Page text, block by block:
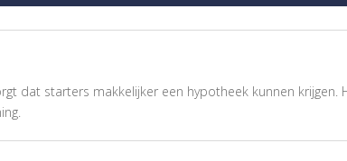
dat starters makkelijker een hypotheek kunnen